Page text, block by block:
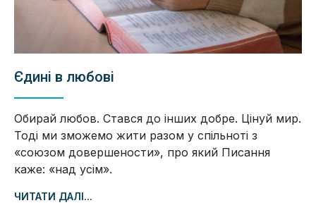
Єдині в любові
Обирай любов. Стався до інших добре. Цінуй мир.
Тоді ми зможемо жити разом у спільноті з
«союзом довершености», про який Писання
каже: «над усім».
ЧИТАТИ ДАЛІ...